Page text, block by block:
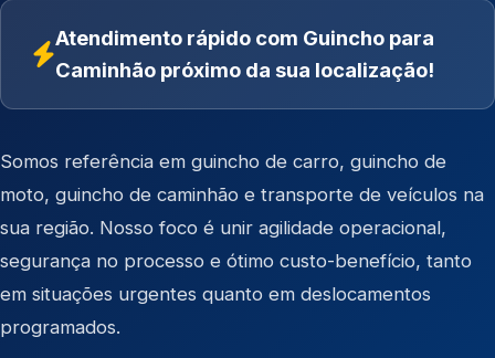
Atendimento rápido com Guincho para
Caminhão próximo da sua localização!
Somos referência em guincho de carro, guincho de
moto, guincho de caminhão e transporte de veículos na
sua região. Nosso foco é unir agilidade operacional,
segurança no processo e ótimo custo-benefício, tanto
em situações urgentes quanto em deslocamentos
programados.